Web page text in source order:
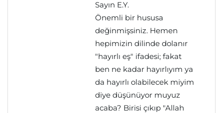
Sayın E.Y.
Önemli bir hususa
değinmişsiniz. Hemen
hepimizin dilinde dolanır
"hayırlı eş" ifadesi; fakat
ben ne kadar hayırlıyım ya
da hayırlı olabilecek miyim
diye düşünüyor muyuz
acaba? Birisi çıkıp "Allah